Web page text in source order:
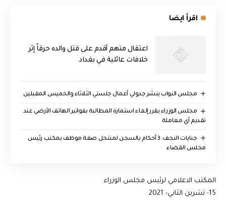
اقرأ ايضا
اعتقال متهم أقدم على قتل والده حرقاً إثر
خلافات عائلية في بغداد
مجلس النواب ينشر جدولي أعمال جلستي الثلاثاء والخميس المقبلين
مجلس الوزراء يقرر إلغاء استمارة المطالبة بفواتير الهاتف الأرضي عند
تقديم أي معاملة
جنايات النجف: 3 أحكام بالسجن لمنتحل صفة موظف بمكتب رئيس
مجلس القضاء
المكتب الاعلامي لرئيس مجلس الوزراء
15- تشرين الثاني- 2021